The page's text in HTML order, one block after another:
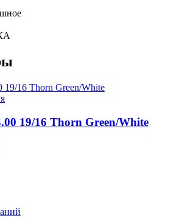
19/16 Thorn Green/White